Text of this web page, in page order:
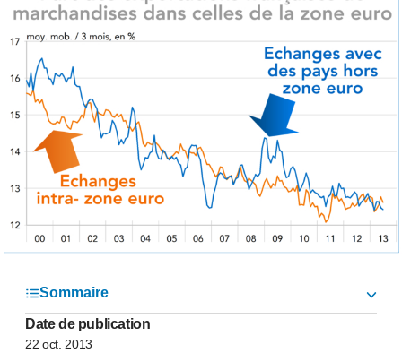
Sommaire
Date de publication
22 oct. 2013